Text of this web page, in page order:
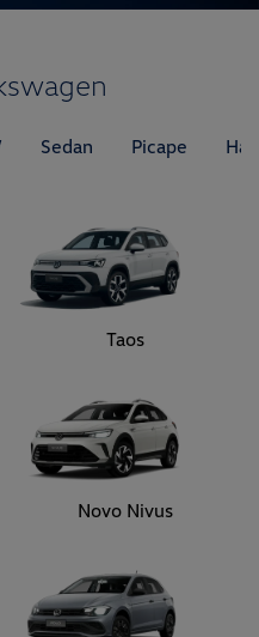
Sedan Picape
Taos
Novo Nivus